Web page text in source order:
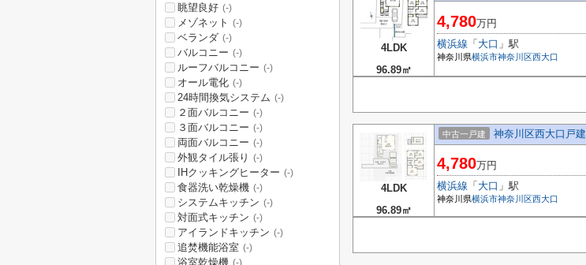
4LDK
96.89㎡
4,780万円
横浜線 「 大口 」駅
神奈川県横浜市神奈川区西大口
4LDK
96.89㎡
中古一戸建 神奈川区西大口戸建
4,780万円
横浜線 「 大口 」駅
神奈川県横浜市神奈川区西大口
眺望良好 (-)
メゾネット (-)
ベランダ (-)
バルコニー (-)
ルーフバルコニー (-)
オール電化 (-)
24時間換気システム (-)
２面バルコニー (-)
３面バルコニー (-)
両面バルコニー (-)
外観タイル張り (-)
IHクッキングヒーター (-)
食器洗い乾燥機 (-)
システムキッチン (-)
対面式キッチン (-)
アイランドキッチン (-)
追焚機能浴室 (-)
浴室乾燥機 (-)